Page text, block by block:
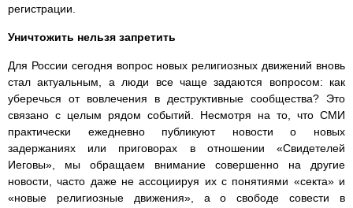
регистрации.
Уничтожить нельзя запретить
Для России сегодня вопрос новых религиозных движений вновь
стал актуальным, а люди все чаще задаются вопросом: как
уберечься от вовлечения в деструктивные сообщества? Это
связано с целым рядом событий. Несмотря на то, что СМИ
практически ежедневно публикуют новости о новых
задержаниях или приговорах в отношении «Свидетелей
Иеговы», мы обращаем внимание совершенно на другие
новости, часто даже не ассоциируя их с понятиями «секта» и
«новые религиозные движения», а о свободе совести в